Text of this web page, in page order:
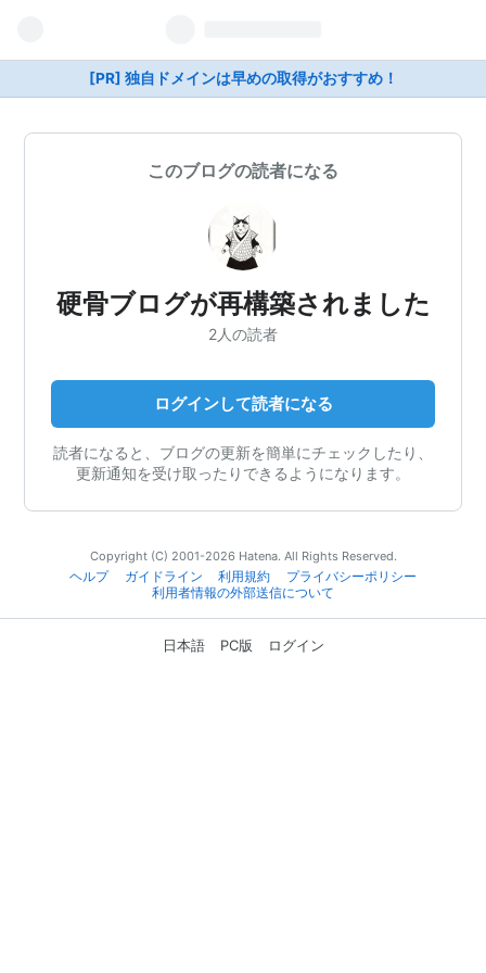
[PR] 独自ドメインは早めの取得がおすすめ！
このブログの読者になる
硬骨ブログが再構築されました
2人の読者
ログインして読者になる
読者になると、ブログの更新を簡単にチェックしたり、
更新通知を受け取ったりできるようになります。
Copyright (C) 2001-2026 Hatena. All Rights Reserved.
ヘルプ
ガイドライン 利用規約
プライバシーポリシー
利用者情報の外部送信について
日本語 PC版 ログイン